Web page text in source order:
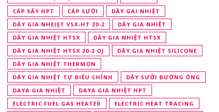
CÁP SẤY HPT
CÁP SƯỞI
DÂY GAI NHIỆT
DÂY GIA NHEIẸT VSX-HT 20-2
DÂY GIA NHIỆT
DÂY GIA NHIỆT HTSX
DÂY GIA NHIỆT HTSX
DÂY GIA NHIỆT HTSX 20-2 OJ
DÂY GIA NHIỆT SILICONE
DÂY GIA NHIỆT THERMON
DÂY GIA NHIỆT TỰ ĐIỀU CHỈNH
DÂY SƯỞI ĐƯỜNG ỐNG
DAYA GIA NHIỆT
DAYA GIA NHIỆT HPT
ELECTRIC FUEL GAS HEATER
ELECTRIC HEAT TRACING